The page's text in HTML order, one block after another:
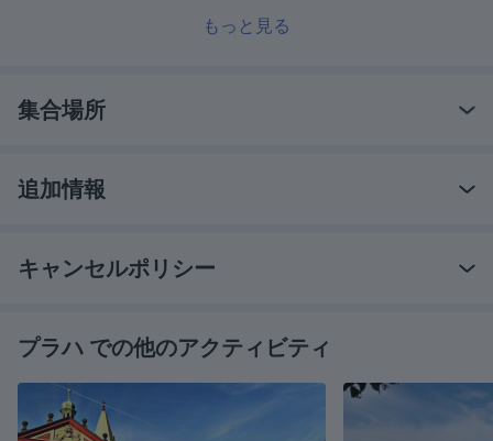
もっと見る
集合場所
追加情報
キャンセルポリシー
プラハ での他のアクティビティ